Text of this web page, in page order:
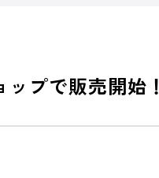
プで販売開始！